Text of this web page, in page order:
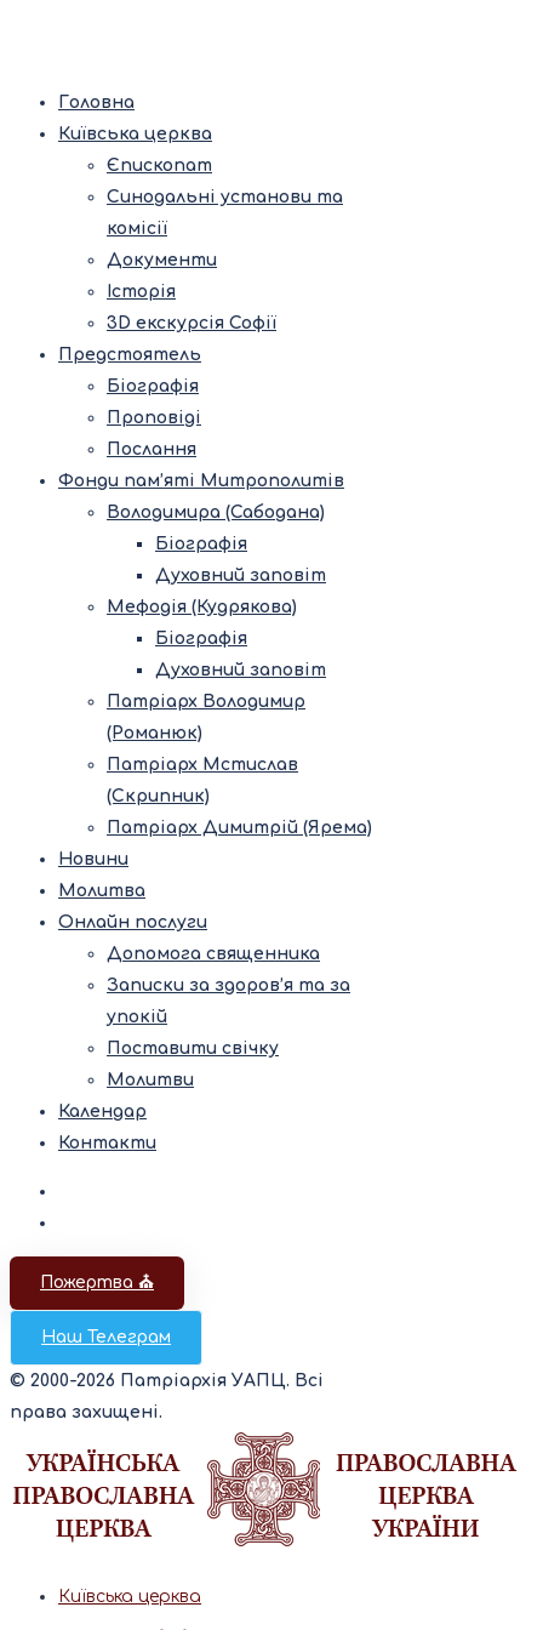
Головна
Київська церква
Єпископат
Синодальні установи та
комісії
Документи
Історія
3D екскурсія Софії
Предстоятель
Біографія
Проповіді
Послання
Фонди пам’яті Митрополитів
Володимира (Сабодана)
Біографія
Духовний заповіт
Мефодія (Кудрякова)
Біографія
Духовний заповіт
Патріарх Володимир
(Романюк)
Патріарх Мстислав
(Скрипник)
Патріарх Димитрій (Ярема)
Новини
Молитва
Онлайн послуги
Допомога священника
Записки за здоров’я та за
упокій
Поставити свічку
Молитви
Календар
Контакти
Пожертва ⛪️
Наш Телеграм
© 2000-2026 Патріархія УАПЦ. Всі
права захищені.
Київська церква